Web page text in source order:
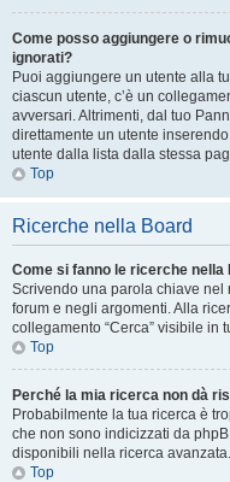
Come posso aggiungere o
ignorati?
Puoi aggiungere un utente alla
ciascun utente, c’è un
avversari. Altrimenti, dal tuo
direttamente un utente
utente dalla lista dalla stessa
Top
Ricerche nella Board
Come si fanno le ricerche nella
Scrivendo una parola chiave nel
forum e negli argomenti. Alla
collegamento “Cerca” visibile in
Top
Perché la mia ricerca non dà
Probabilmente la tua ricerca è
che non sono indicizzati da
disponibili nella ricerca avanzata.
Top